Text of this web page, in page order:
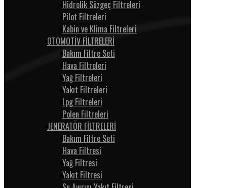
Hidrolik Süzgeç Filtreleri
Pilot Filtreleri
Kabin ve Klima Filtreleri
OTOMOTİV FİLTRELERİ
Bakım Filtre Seti
Hava Filtreleri
Yağ Filtreleri
Yakıt Filtreleri
Lpg Filtreleri
Polen Filtreleri
JENERATÖR FİLTRELERİ
Bakım Filtre Seti
Hava Filtresi
Yağ Filtresi
Yakıt Filtresi